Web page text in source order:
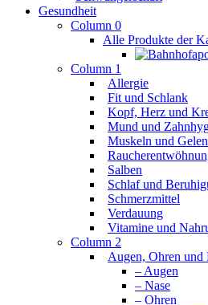
Gesundheit
Column 0
Alle Produkte der
Column 1
Allergie
Fit und Schlank
Kopf, Herz und
Mund und
Muskeln und
Salben
Schlaf und
Schmerzmittel
Verdauung
Vitamine und
Column 2
Augen, Ohren und
– Augen
– Nase
– Ohren